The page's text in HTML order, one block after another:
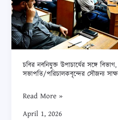
চবির নবনিযুক্ত উপাচার্যের সঙ্গে
সভাপতি/পরিচালকবৃন্দের সৌজন্য
বিভাগ,
ইনস্টিটিউট
ও
গবেষণা
কেন্দ্রের
সভাপতি/
সৌজন্য
সাক্ষাৎ
Read More »
April 1, 2026